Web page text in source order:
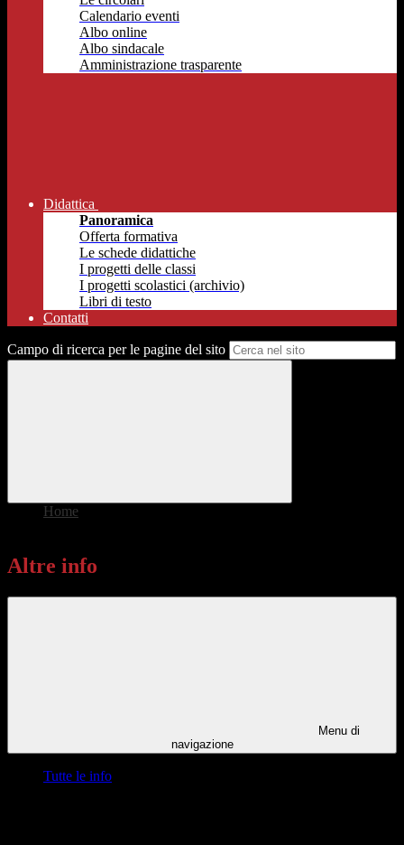
Calendario eventi
Albo online
Albo sindacale
Amministrazione trasparente
Didattica
Panoramica
Offerta formativa
Le schede didattiche
I progetti delle classi
I progetti scolastici (archivio)
Libri di testo
Contatti
Campo di ricerca per le pagine del sito
Home
Altre info
Menu di
navigazione
Tutte le info